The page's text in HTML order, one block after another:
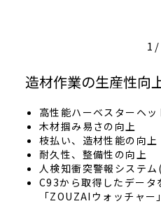
1 /
造材作業の生産性向
高性能ハーベスターヘ
木材掴み易さの向上
枝払い、造材性能の向上
耐久性、整備性の向上
人検知衝突警報システ
C93から取得したデータ
「ZOUZAIウォッチャー」